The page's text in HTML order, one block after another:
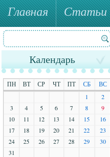
Главная Статьи
Форма поиска
Поиск
Календарь
ПН ВТ СР ЧТ ПТ СБ
ВС
1
2
3
4 5 6 7 8
9
10
11 12 13 14 15
16
17
18 19 20 21 22
23
24
25 26 27 28 29
30
31